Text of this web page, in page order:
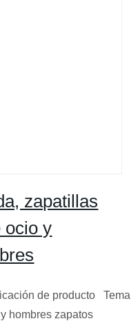
zapatillas
ocio y
de producto Tema
hombres zapatos